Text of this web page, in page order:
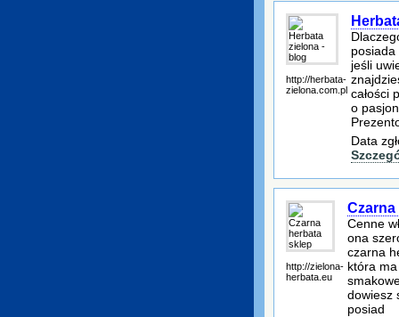
http://herbata-
zielona.com.pl
jeśli
całości
o
Data
http://zielona-
herbata.eu
Cenne
ona
czarna
która
dowiesz
posiad